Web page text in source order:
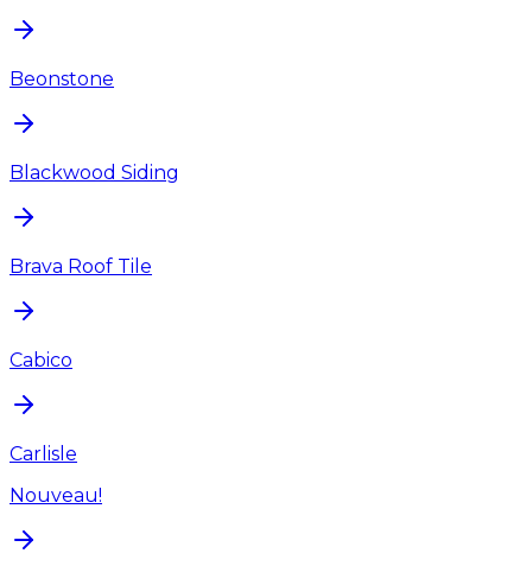
Beonstone
Blackwood Siding
Brava Roof Tile
Cabico
Carlisle
Nouveau!